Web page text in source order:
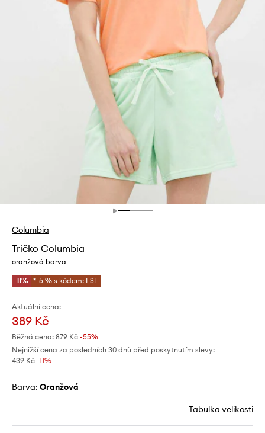
Columbia
Tričko Columbia
oranžová barva
-11% *-5 % s kódem: LST
Aktuální cena:
389 Kč
Běžná cena: 879 Kč -55%
Nejnižší cena za posledních 30 dnů před poskytnutím slevy:
439 Kč -11%
Barva: oranžová
Tabulka velikosti